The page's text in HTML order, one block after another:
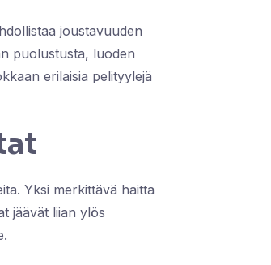
joustavuuden
puolustusta, luoden
erilaisia pelityylejä
Yksi merkittävä haitta
jäävät liian ylös